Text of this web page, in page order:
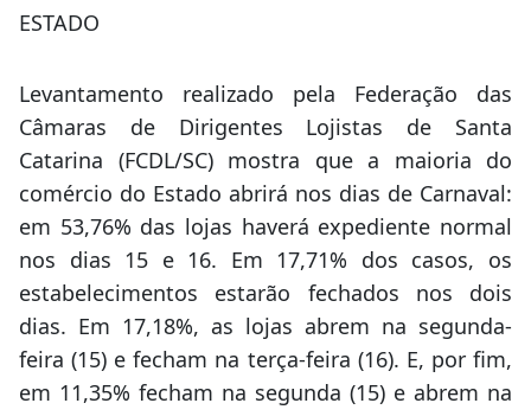
movimentarmos a economia e superarmos a
ESTADO
Levantamento realizado pela Federação das
Câmaras de Dirigentes Lojistas de Santa
Catarina (FCDL/SC) mostra que a maioria do
comércio do Estado abrirá nos dias de Carnaval:
em 53,76% das lojas haverá expediente normal
nos dias 15 e 16. Em 17,71% dos casos, os
estabelecimentos estarão fechados nos dois